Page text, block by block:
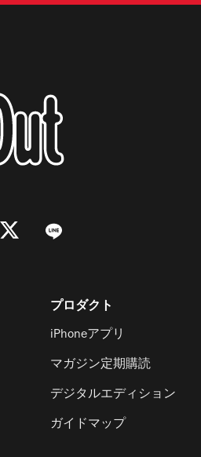
プロダクト
iPhoneアプリ
マガジン定期購読
デジタルエディション
ガイドマップ